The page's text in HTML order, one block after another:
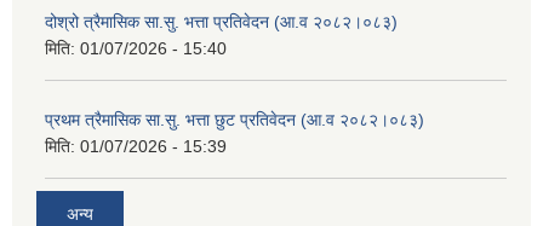
दोश्रो त्रैमासिक सा.सु. भत्ता प्रतिवेदन (आ.व २०८२।०८३)
मिति: 01/07/2026 - 15:40
प्रथम त्रैमासिक सा.सु. भत्ता छुट प्रतिवेदन (आ.व २०८२।०८३)
मिति: 01/07/2026 - 15:39
अन्य